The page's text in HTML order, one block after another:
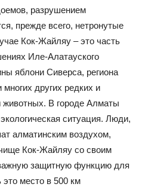
разрушением
прежде всего, нетронутые
Кок-Жайляу – это часть
Иле-Алатауского
яблони Сиверса, региона
других редких и
животных. В городе Алматы
ситуация. Люди,
алматинским воздухом,
Кок-Жайляу со своим
защитную функцию для
это место в 500 км